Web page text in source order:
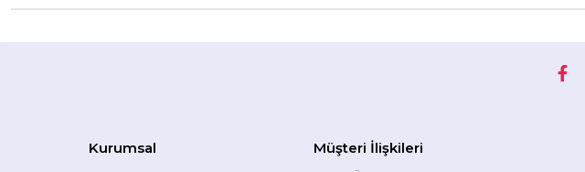
Kurumsal Müşteri İlişkileri